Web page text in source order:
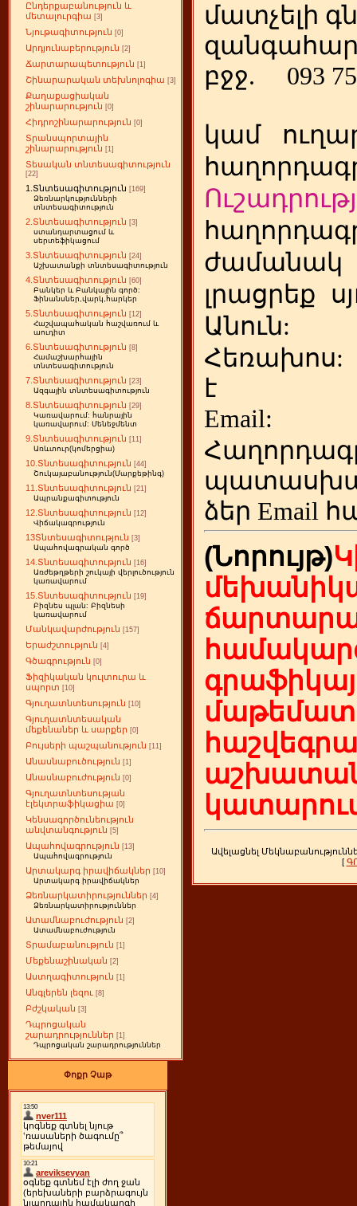
Ընդերքաբանություն և
մետալուրգիա [3]
Նյութագիտություն [0]
Արդյունաբերություն [2]
Ճարտարապետություն [1]
Շինարարական տեխնոլոգիա [3]
Քաղաքացիական
շինարարություն [0]
Հիդրոշինարարություն [0]
Տրանսպորտային
շինարարություն [1]
Տեսական տնտեսագիտություն
[22]
1.Տնտեսագիտություն [169]
Ձեռնարկությունների
տնտեսագիտություն
2.Տնտեսագիտություն [3]
ստանդարտացում և
սերտեֆիկացում
3.Տնտեսագիտություն [24]
Աշխատանքի տնտեսագիտություն
4.Տնտեսագիտություն [60]
Բանկեր և Բանկային գործ:
Ֆինանսներ,վարկ,հարկեր
5.Տնտեսագիտություն [12]
Հաշվապահական հաշվառում և
աուդիտ
6.Տնտեսագիտություն [8]
Համաշխարհային
տնտեսագիտություն
7.Տնտեսագիտություն [23]
Ազգային տնտեսագիտություն
8.Տնտեսագիտություն [29]
Կառավարում: հանրային
կառավարում: Մենեջմենտ
9.Տնտեսագիտություն [11]
Առևտուր(կոմերցիա)
10.Տնտեսագիտություն [44]
Շուկայաբանություն(Մարքեթինգ)
11.Տնտեսագիտություն [21]
Ապրանքագիտություն
12.Տնտեսագիտություն [12]
Վիճակագրություն
13Տնտեսագիտություն [3]
Ապահովագրական գործ
14.Տնտեսագիտություն [16]
Առժեթղթերի շուկայի վերլուծություն
կառավարում
15.Տնտեսագիտություն [19]
Բիզնես պլան: Բիզնեսի
կառավարում
Մանկավարժություն [157]
Երաժշտություն [4]
Գծագրություն [0]
Ֆիզիկական կուլտուրա և
սպորտ [10]
Գյուղատնտեսություն [10]
Գյուղատնտեսական
մեքենաներ և սարքեր [0]
Բույսերի պաշպանություն [11]
Անասնաբուծություն [1]
Անասնաբուժություն [0]
Գյուղատնտեսության
էլեկտրաֆիկացիա [0]
Կենսագործունեություն
անվտանգություն [5]
Ապահովագրություն [13]
Ապահովագրություն
Արտակարգ իրավիճակներ [10]
Արտակարգ իրավիճակներ
Ձեռնարկատիրություններ [4]
Ձեռնարկատիրություններ
Ատամնաբուժություն [2]
Ատամնաբուժություն
Տրամաբանություն [1]
Մեքենաշինական [2]
Աստղագիտություն [1]
Անգլերեն լեզու [8]
Բժշկական [3]
Դպրոցական
շարադրություններ [1]
Դպրոցական շարադրություններ
Փոքր Չաթ
մատչելի
բջջ.
093
կամ
ժամանակ
լրացրեք
Անուն:
Հեռախոս
է
ձեր Email
(Նորույթ)
Ավելացնել
[